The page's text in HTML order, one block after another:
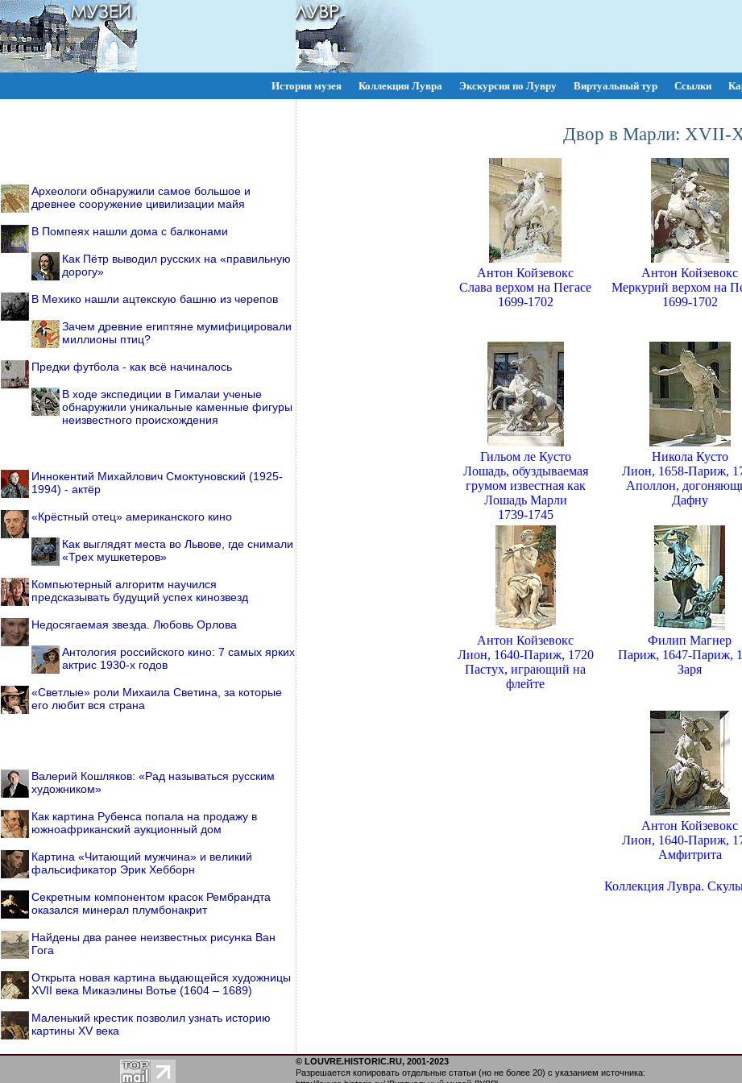
История музея Коллекция Лувра Экскурсия по Лувру Виртуальный тур Ссылки
Археологи обнаружили самое большое и
древнее сооружение цивилизации майя
В Помпеях нашли дома с балконами
Как Пётр выводил русских на «правильную
дорогу»
В Мехико нашли ацтекскую башню из черепов
Зачем древние египтяне мумифицировали
миллионы птиц?
Предки футбола - как всё начиналось
В ходе экспедиции в Гималаи ученые
обнаружили уникальные каменные фигуры
неизвестного происхождения
Иннокентий Михайлович Смоктуновский (1925-
1994) - актёр
«Крёстный отец» американского кино
Как выглядят места во Львове, где снимали
«Трех мушкетеров»
Компьютерный алгоритм научился
предсказывать будущий успех кинозвезд
Недосягаемая звезда. Любовь Орлова
Антология российского кино: 7 самых ярких
актрис 1930-х годов
«Светлые» роли Михаила Светина, за которые
его любит вся страна
Валерий Кошляков: «Рад называться русским
художником»
Как картина Рубенса попала на продажу в
южноафриканский аукционный дом
Картина «Читающий мужчина» и великий
фальсификатор Эрик Хебборн
Секретным компонентом красок Рембрандта
оказался минерал плумбонакрит
Найдены два ранее неизвестных рисунка Ван
Гога
Открыта новая картина выдающейся художницы
XVII века Микаэлины Вотье (1604 – 1689)
Маленький крестик позволил узнать историю
картины XV века
Двор в Марли: XVII-
Антон Койзевокс
Слава верхом на Пегасе
1699-1702
Антон Койзевокс
Меркурий верхом на
1699-1702
Гильом ле Кусто
Лошадь, обуздываемая
грумом известная как
Лошадь Марли
1739-1745
Никола Кусто
Лион, 1658-Париж,
Аполлон,
Дафну
Антон Койзевокс
Лион, 1640-Париж, 1720
Пастух, играющий на
флейте
Филип Магнер
Париж, 1647-Париж,
Заря
Антон Койзевокс
Лион, 1640-Париж,
Амфитрита
Коллекция Лувра.
© LOUVRE.HISTORIC.RU, 2001-2023
Разрешается копировать отдельные статьи (но не более 20) с указанием источника: